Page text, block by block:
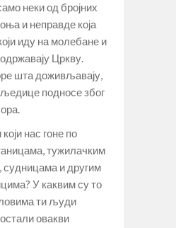
неки од бројних
и неправде која
иду на молебане и
Цркву.
шта доживљавају,
подносе због
нас гоне по
тужилачким
судницама и другим
У каквим су то
ти људи
овакви